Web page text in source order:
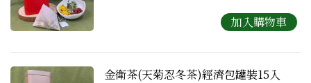
金衛茶(天菊忍冬茶)經濟包罐裝15入